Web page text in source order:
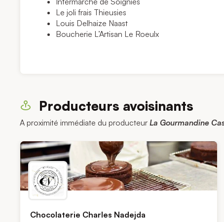
Le joli frais Thieusies
Louis Delhaize Naast
Boucherie L’Artisan Le Roeulx
Producteurs avoisinants
A proximité immédiate du producteurLa Gourmandine
Chocolaterie Charles Nadejda